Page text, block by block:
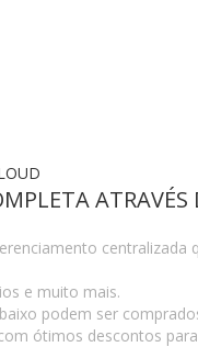
ATRAVÉS
centralizada
e muito mais.
podem ser
ótimos descontos